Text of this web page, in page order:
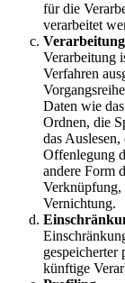
für die
verarbeitet
Verarbeitung
Verarbeitung
Verfahren
Daten wie
Ordnen, die
das
Offenlegung
andere Form
Verknüpfung,
Vernichtung.
gespeicherter
künftige